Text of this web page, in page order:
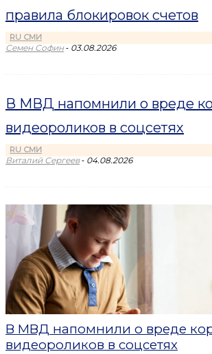
правила блокировок счетов
RU СМИ
Семен Софин - 03.08.2026
В МВД напомнили о вреде
видеороликов в соцсетях
RU СМИ
Виталий Сергеев - 04.08.2026
В МВД напомнили о вреде
видеороликов в соцсетях